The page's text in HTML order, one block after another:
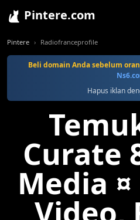
Pintere.com
Pintere Radiofranceprofile
Beli domain Anda sebelum
Hapus iklan
Curate
Media